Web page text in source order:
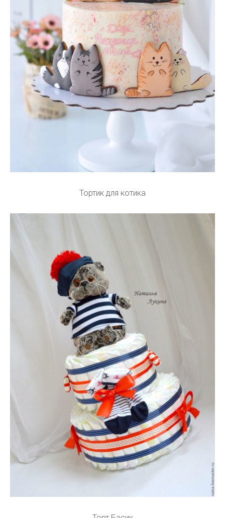
Тортик для котика